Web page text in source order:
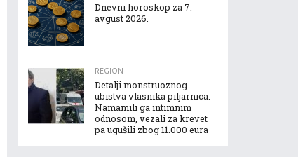
Dnevni horoskop za 7.
avgust 2026.
REGION
Detalji monstruoznog
ubistva vlasnika piljarnica:
Namamili ga intimnim
odnosom, vezali za krevet
pa ugušili zbog 11.000 eura